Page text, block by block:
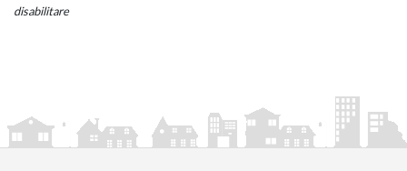
disabilitare